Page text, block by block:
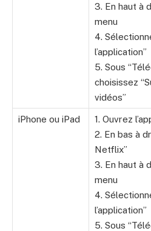
3. En haut à
menu
4.
l’application”
5. Sous
choisissez
vidéos”
iPhone ou iPad
1. Ouvrez
2. En bas à
Netflix”
3. En haut à
menu
4.
l’application”
5. Sous